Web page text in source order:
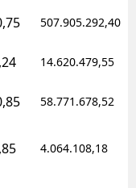
507.905.292,40
14.620.479,55
58.771.678,52
4.064.108,18